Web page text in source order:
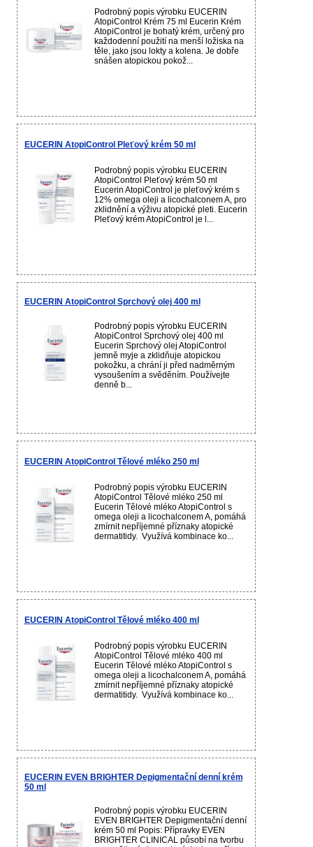
Podrobný popis výrobku EUCERIN
AtopiControl Krém 75 ml Eucerin Krém
AtopiControl je bohatý krém, určený pro
každodenní použití na menší ložiska na
těle, jako jsou lokty a kolena. Je dobře
snášen atopickou pokož...
EUCERIN AtopiControl Pleťový krém 50 ml
Podrobný popis výrobku EUCERIN
AtopiControl Pleťový krém 50 ml
Eucerin AtopiControl je pleťový krém s
12% omega oleji a licochalconem A, pro
zklidnění a výživu atopické pleti. Eucerin
Pleťový krém AtopiControl je l...
EUCERIN AtopiControl Sprchový olej 400 ml
Podrobný popis výrobku EUCERIN
AtopiControl Sprchový olej 400 ml
Eucerin Sprchový olej AtopiControl
jemně myje a zklidňuje atopickou
pokožku, a chrání ji před nadměrným
vysoušením a svěděním. Používejte
denně b...
EUCERIN AtopiControl Tělové mléko 250 ml
Podrobný popis výrobku EUCERIN
AtopiControl Tělové mléko 250 ml
Eucerin Tělové mléko AtopiControl s
omega oleji a licochalconem A, pomáhá
zmírnit nepříjemné příznaky atopické
dermatitidy. Využívá kombinace ko...
EUCERIN AtopiControl Tělové mléko 400 ml
Podrobný popis výrobku EUCERIN
AtopiControl Tělové mléko 400 ml
Eucerin Tělové mléko AtopiControl s
omega oleji a licochalconem A, pomáhá
zmírnit nepříjemné příznaky atopické
dermatitidy. Využívá kombinace ko...
EUCERIN EVEN BRIGHTER Depigmentační denní krém
50 ml
Podrobný popis výrobku EUCERIN
EVEN BRIGHTER Depigmentační denní
krém 50 ml Popis: Přípravky EVEN
BRIGHTER CLINICAL působí na tvorbu